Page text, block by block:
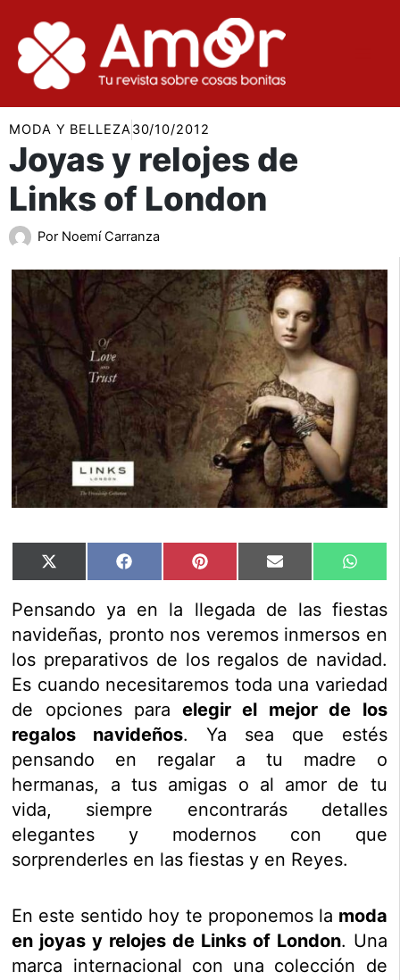
contenido
MODA Y BELLEZA30/10/2012
Joyas y relojes de
Links of London
Por Noemí Carranza
Compartir
en
X
(Twitter)
Compartir
en
Facebook Compartir
en
Pinterest Compartir
en
Email
en
Pensando ya en la llegada de las fiestas
navideñas, pronto nos veremos inmersos en
los preparativos de los regalos de navidad.
Es cuando necesitaremos toda una variedad
de opciones para elegir el mejor de los
regalos navideños. Ya sea que estés
pensando en regalar a tu madre o
hermanas, a tus amigas o al amor de tu
vida, siempre encontrarás detalles
elegantes y modernos con que
sorprenderles en las fiestas y en Reyes.
En este sentido hoy te proponemos la moda
en joyas y relojes de Links of London. Una
marca internacional con una colección de